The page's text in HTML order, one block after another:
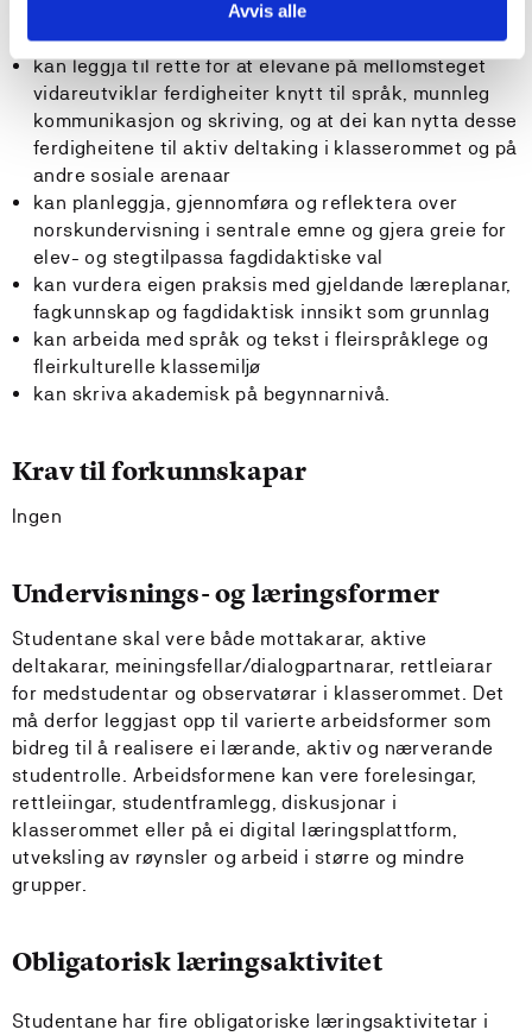
Avvis alle
kan leggja til rette for at elevane på mellomsteget
vidareutviklar ferdigheiter knytt til språk, munnleg
kommunikasjon og skriving, og at dei kan nytta desse
ferdigheitene til aktiv deltaking i klasserommet og på
andre sosiale arenaar
kan planleggja, gjennomføra og reflektera over
norskundervisning i sentrale emne og gjera greie for
elev- og stegtilpassa fagdidaktiske val
kan vurdera eigen praksis med gjeldande læreplanar,
fagkunnskap og fagdidaktisk innsikt som grunnlag
kan arbeida med språk og tekst i fleirspråklege og
fleirkulturelle klassemiljø
kan skriva akademisk på begynnarnivå.
Krav til forkunnskapar
Ingen
Undervisnings- og læringsformer
Studentane skal vere både mottakarar, aktive
deltakarar, meiningsfellar/dialogpartnarar, rettleiarar
for medstudentar og observatørar i klasserommet. Det
må derfor leggjast opp til varierte arbeidsformer som
bidreg til å realisere ei lærande, aktiv og nærverande
studentrolle. Arbeidsformene kan vere forelesingar,
rettleiingar, studentframlegg, diskusjonar i
klasserommet eller på ei digital læringsplattform,
utveksling av røynsler og arbeid i større og mindre
grupper.
Obligatorisk læringsaktivitet
Studentane har fire obligatoriske læringsaktivitetar i